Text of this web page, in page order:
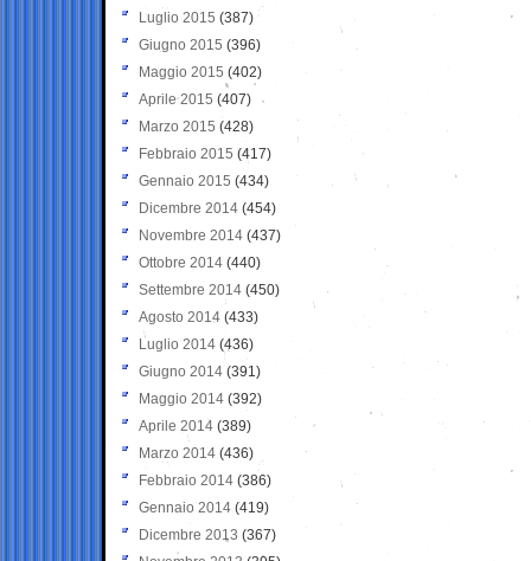
Luglio 2015 (387)
Giugno 2015 (396)
Maggio 2015 (402)
Aprile 2015 (407)
Marzo 2015 (428)
Febbraio 2015 (417)
Gennaio 2015 (434)
Dicembre 2014 (454)
Novembre 2014 (437)
Ottobre 2014 (440)
Settembre 2014 (450)
Agosto 2014 (433)
Luglio 2014 (436)
Giugno 2014 (391)
Maggio 2014 (392)
Aprile 2014 (389)
Marzo 2014 (436)
Febbraio 2014 (386)
Gennaio 2014 (419)
Dicembre 2013 (367)